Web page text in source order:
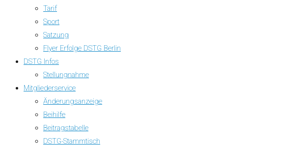
Tarif
Sport
Satzung
Flyer Erfolge DSTG Berlin
DSTG Infos
Stellungnahme
Mitgliederservice
Änderungsanzeige
Beihilfe
Beitragstabelle
DSTG-Stammtisch